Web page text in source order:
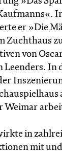
er »Die
Zucht­haus
von
Leenders. In
Weimar
in
mit